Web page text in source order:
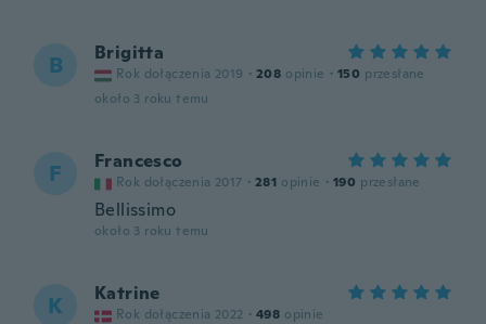
B Brigitta
Rok dołączenia 2019 · 208 opinie · 150 przesłane
około 3 roku temu
F Francesco
Rok dołączenia 2017 · 281 opinie · 190 przesłane
Bellissimo
około 3 roku temu
K Katrine
Rok dołączenia 2022 · 498 opinie